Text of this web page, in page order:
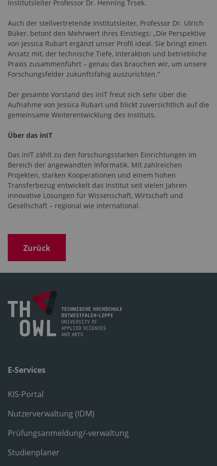
Institutsleiter Professor Dr. Henning Trsek.
Auch der stellvertretende Institutsleiter, Professor Dr. Ulrich
Büker, betont den Mehrwert ihres Einstiegs: „Die Perspektive
von Jessica Rubart ergänzt unser Profil ideal. Sie bringt einen
Ansatz mit, der technische Tiefe, Interaktion und betriebliche
Praxis zusammenführt – genau das brauchen wir, um unsere
Forschungsfelder zukunftsfähig auszurichten.“
Der gesamte Vorstand des inIT freut sich sehr über die
Aufnahme von Jessica Rubart und blickt zuversichtlich auf die
gemeinsame Weiterentwicklung des Instituts.
Über das inIT
Das inIT zählt zu den forschungsstarken Einrichtungen im
Bereich der angewandten Informatik. Mit zahlreichen
Projekten, starken Kooperationen und einem hohen
Transferbezug entwickelt das Institut seit vielen Jahren
innovative Lösungen für Wissenschaft, Wirtschaft und
Gesellschaft – regional wie international.
Zurück
E-Services
KIS-Portal
Nutzerverwaltung (IDM)
Prüfungsanmeldung/-verwaltung
Studienplaner